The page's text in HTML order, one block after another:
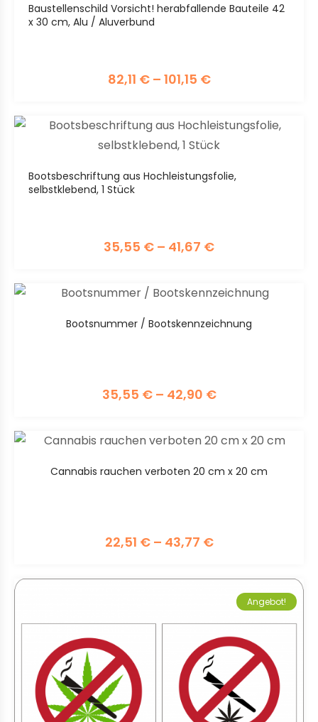
Baustellenschild Vorsicht! herabfallende Bauteile 42
x 30 cm, Alu / Aluverbund
82,11 €– 101,15 €
Bootsbeschriftung aus Hochleistungsfolie,
selbstklebend, 1 Stück
35,55 € – 41,67 €
Bootsnummer / Bootskennzeichnung
35,55 €– 42,90 €
Cannabis rauchen verboten 20 cm x 20 cm
22,51 €– 43,77 €
Angebot!